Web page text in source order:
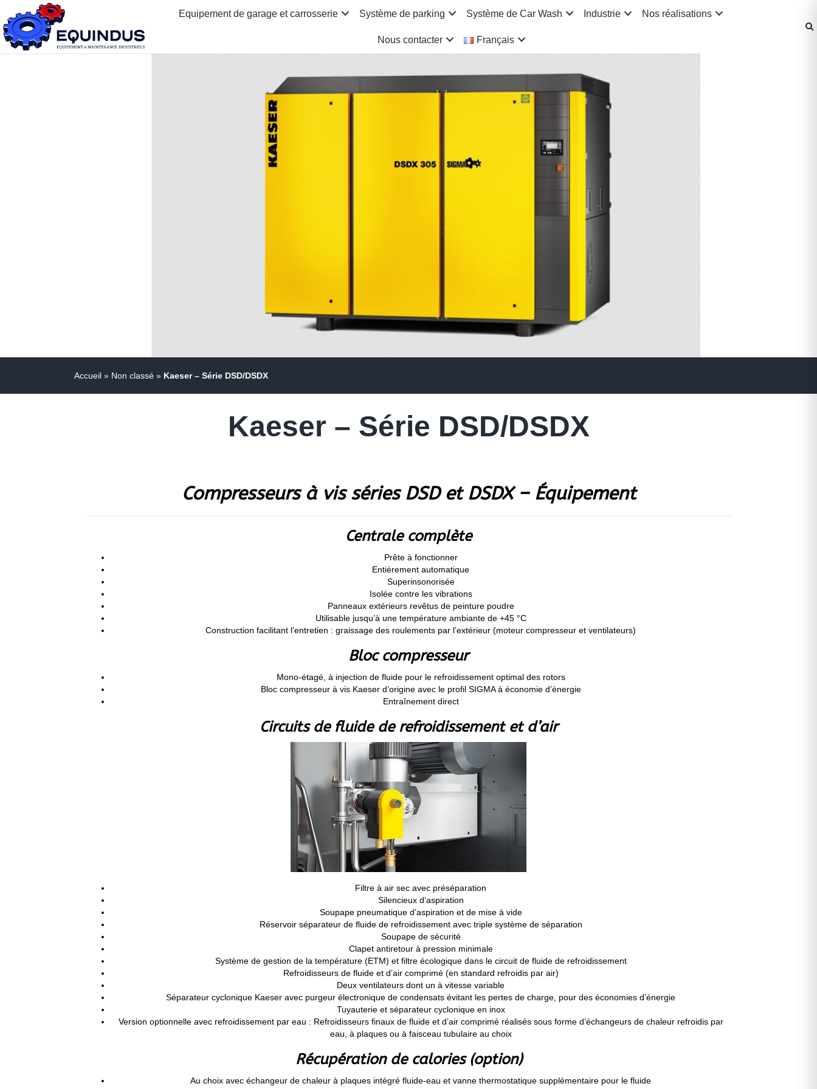
Equipement de garage et carrosserie Système de parking Système de Car Wash Industrie Nos réalisations
Nous contacter Français
Accueil » Non classé » Kaeser – Série DSD/DSDX
Kaeser – Série DSD/DSDX
Compresseurs à vis séries DSD et DSDX – Équipement
Centrale complète
Prête à fonctionner
Entièrement automatique
Superinsonorisée
Isolée contre les vibrations
Panneaux extérieurs revêtus de peinture poudre
Utilisable jusqu’à une température ambiante de +45 °C
Construction facilitant l’entretien : graissage des roulements par l’extérieur (moteur compresseur et ventilateurs)
Bloc compresseur
Mono-étagé, à injection de fluide pour le refroidissement optimal des rotors
Bloc compresseur à vis Kaeser d’origine avec le profil SIGMA à économie d’énergie
Entraînement direct
Circuits de fluide de refroidissement et d’air
Filtre à air sec avec préséparation
Silencieux d’aspiration
Soupape pneumatique d’aspiration et de mise à vide
Réservoir séparateur de fluide de refroidissement avec triple système de séparation
Soupape de sécurité
Clapet antiretour à pression minimale
Système de gestion de la température (ETM) et filtre écologique dans le circuit de fluide de refroidissement
Refroidisseurs de fluide et d’air comprimé (en standard refroidis par air)
Deux ventilateurs dont un à vitesse variable
Séparateur cyclonique Kaeser avec purgeur électronique de condensats évitant les pertes de charge, pour des économies d’énergie
Tuyauterie et séparateur cyclonique en inox
Version optionnelle avec refroidissement par eau : Refroidisseurs finaux de fluide et d’air comprimé réalisés sous forme d’échangeurs de chaleur refroidis par
eau, à plaques ou à faisceau tubulaire au choix
Récupération de calories (option)
Au choix avec échangeur de chaleur à plaques intégré fluide-eau et vanne thermostatique supplémentaire pour le fluide